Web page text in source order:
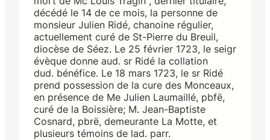
décédé le 14 de ce mois, la personne de
monsieur Julien Ridé, chanoine régulier,
actuellement curé de St-Pierre du Breuil,
diocèse de Séez. Le 25 février 1723, le seigr
évèque donne aud. sr Ridé la collation
dud. bénéfice. Le 18 mars 1723, le sr Ridé
prend possession de la cure des Monceaux,
en présence de Me Julien Laumaillé, pbfë,
curé de la Boissière; M. Jean-Baptiste
Cosnard, pbrë, demeurante La Motte, et
plusieurs témoins de lad. parr.